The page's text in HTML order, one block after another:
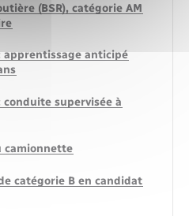
(BSR), catégorie AM
apprentissage anticipé
supervisée à
camionnette
catégorie B en candidat